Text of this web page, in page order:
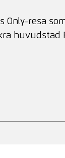
resa
huvudstad